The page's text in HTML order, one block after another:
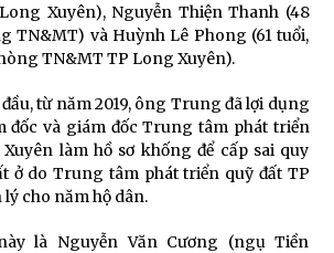
Xuyên), Nguyễn Thiện Thanh (48
TN&MT) và Huỳnh Lê Phong (61 tuổi,
TN&MT TP Long Xuyên).
từ năm 2019, ông Trung đã lợi dụng
đốc và giám đốc Trung tâm phát triển
làm hồ sơ khống để cấp sai quy
ở do Trung tâm phát triển quỹ đất TP
cho năm hộ dân.
là Nguyễn Văn Cương (ngụ Tiền